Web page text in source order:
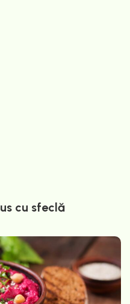
cu sfeclă